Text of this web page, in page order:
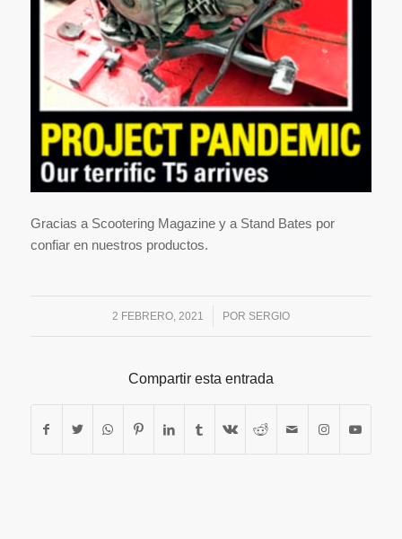
Gracias a Scootering Magazine y a Stand Bates por
confiar en nuestros productos.
2 FEBRERO, 2021
/ POR SERGIO
Compartir esta entrada